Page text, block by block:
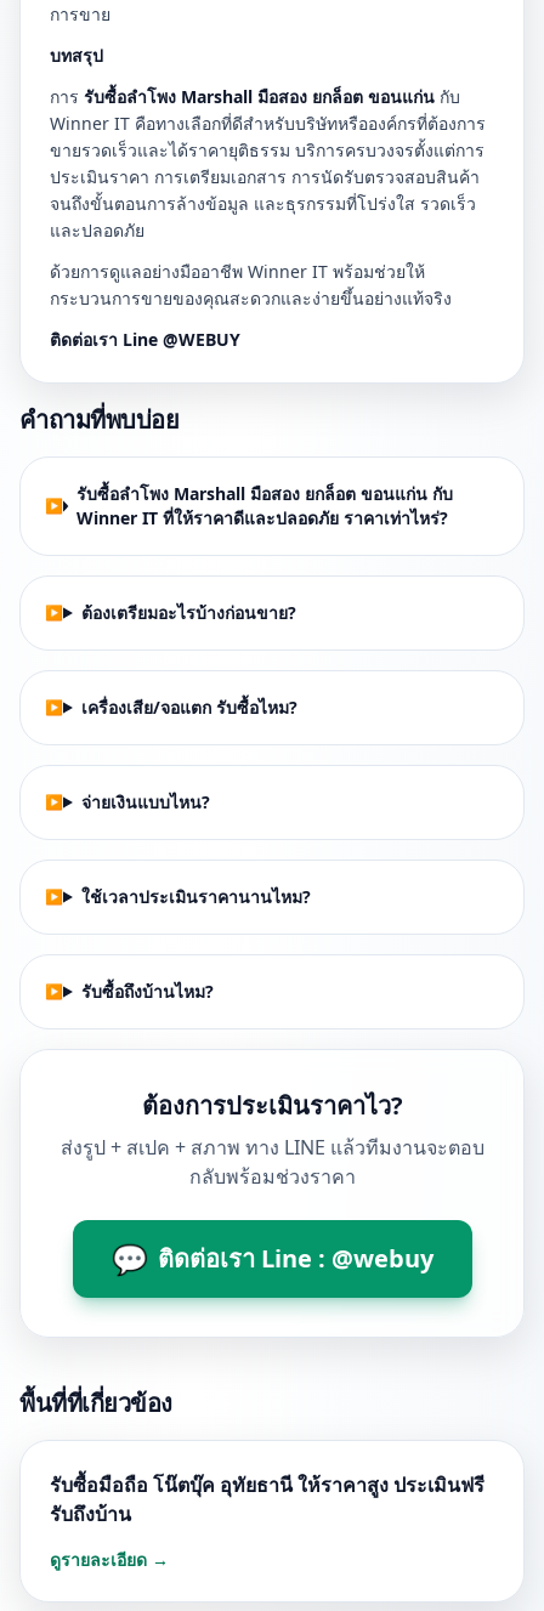
การขาย
บทสรุป
การ รับซื้อลำโพง Marshall มือสอง ยกล็อต ขอนแก่น กับ
Winner IT คือทางเลือกที่ดีสำหรับบริษัทหรือองค์กรที่ต้องการ
ขายรวดเร็วและได้ราคายุติธรรม บริการครบวงจรตั้งแต่การ
ประเมินราคา การเตรียมเอกสาร การนัดรับตรวจสอบสินค้า
จนถึงขั้นตอนการล้างข้อมูล และธุรกรรมที่โปร่งใส รวดเร็ว
และปลอดภัย
ด้วยการดูแลอย่างมืออาชีพ Winner IT พร้อมช่วยให้
กระบวนการขายของคุณสะดวกและง่ายขึ้นอย่างแท้จริง
ติดต่อเรา Line @WEBUY
คำถามที่พบบ่อย
รับซื้อลำโพง Marshall มือสอง ยกล็อต ขอนแก่น กับ
Winner IT ที่ให้ราคาดีและปลอดภัย ราคาเท่าไหร่?
ต้องเตรียมอะไรบ้างก่อนขาย?
เครื่องเสีย/จอแตก รับซื้อไหม?
จ่ายเงินแบบไหน?
ใช้เวลาประเมินราคานานไหม?
รับซื้อถึงบ้านไหม?
ต้องการประเมินราคาไว?
ส่งรูป + สเปค + สภาพ ทาง LINE แล้วทีมงานจะตอบ
กลับพร้อมช่วงราคา
💬 ติดต่อเรา Line : @webuy
พื้นที่ที่เกี่ยวข้อง
รับซื้อมือถือ โน๊ตบุ๊ค อุทัยธานี ให้ราคาสูง ประเมินฟรี
รับถึงบ้าน
ดูรายละเอียด →